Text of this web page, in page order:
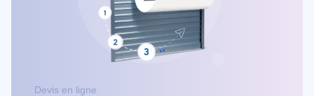
Devis en ligne